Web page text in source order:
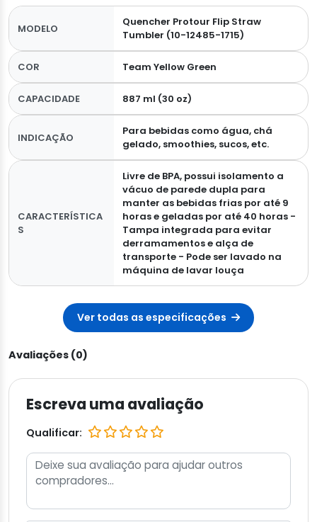
MODELO
Quencher Protour Flip Straw
Tumbler (10-12485-1715)
COR Team Yellow Green
CAPACIDADE 887 ml (30 oz)
INDICAÇÃO
Para bebidas como água, chá
gelado, smoothies, sucos, etc.
CARACTERÍSTICA
S
Livre de BPA, possui isolamento a
vácuo de parede dupla para
manter as bebidas frias por até 9
horas e geladas por até 40 horas -
Tampa integrada para evitar
derramamentos e alça de
transporte - Pode ser lavado na
máquina de lavar louça
Ver todas as especificações
Avaliações (0)
Escreva uma avaliação
Qualificar: